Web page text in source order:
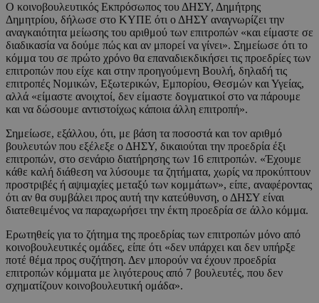
Ο κοινοβουλευτικός Εκπρόσωπος του ΔΗΣΥ, Δημήτρης
Δημητρίου, δήλωσε στο ΚΥΠΕ ότι ο ΔΗΣΥ αναγνωρίζει την
αναγκαιότητα μείωσης του αριθμού των επιτροπών «και είμαστε σε
διαδικασία να δούμε πώς και αν μπορεί να γίνει». Σημείωσε ότι το
κόμμα του σε πρώτο χρόνο θα επαναδιεκδικήσει τις προεδρίες των
επιτροπών που είχε και στην προηγούμενη Βουλή, δηλαδή τις
επιτροπές Νομικών, Εξωτερικών, Εμπορίου, Θεσμών και Υγείας,
αλλά «είμαστε ανοιχτοί, δεν είμαστε δογματικοί στο να πάρουμε
και να δώσουμε αντιστοίχως κάποια άλλη επιτροπή».
Σημείωσε, εξάλλου, ότι, με βάση τα ποσοστά και τον αριθμό
βουλευτών που εξέλεξε ο ΔΗΣΥ, δικαιούται την προεδρία έξι
επιτροπών, στο σενάριο διατήρησης των 16 επιτροπών. «Έχουμε
κάθε καλή διάθεση να λύσουμε τα ζητήματα, χωρίς να προκύπτουν
προστριβές ή αψιμαχίες μεταξύ των κομμάτων», είπε, αναφέροντας
ότι αν θα συμβάλει προς αυτή την κατεύθυνση, ο ΔΗΣΥ είναι
διατεθειμένος να παραχωρήσει την έκτη προεδρία σε άλλο κόμμα.
Ερωτηθείς για το ζήτημα της προεδρίας των επιτροπών μόνο από
κοινοβουλευτικές ομάδες, είπε ότι «δεν υπάρχει και δεν υπήρξε
ποτέ θέμα προς συζήτηση. Δεν μπορούν να έχουν προεδρία
επιτροπών κόμματα με λιγότερους από 7 βουλευτές, που δεν
σχηματίζουν κοινοβουλευτική ομάδα».